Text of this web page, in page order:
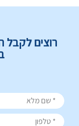
רוצים לקבל